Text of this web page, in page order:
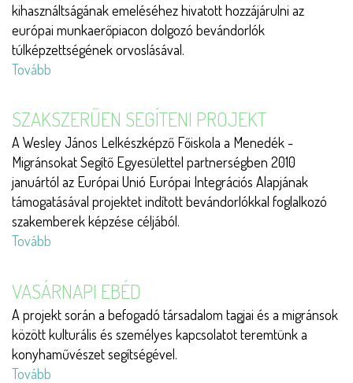
kihasználtságának emeléséhez hivatott hozzájárulni az
európai munkaerőpiacon dolgozó bevándorlók
túlképzettségének orvoslásával.
Tovább
Making
the
Most
of
our
Human
Capital
SZAKSZERŰEN SEGÍTENI PROJEKT
A Wesley János Lelkészképző Főiskola a Menedék -
Migránsokat Segítő Egyesülettel partnerségben 2010
januártól az Európai Unió Európai Integrációs Alapjának
támogatásával projektet indított bevándorlókkal foglalkozó
szakemberek képzése céljából.
Tovább
VASÁRNAPI EBÉD
A projekt során a befogadó társadalom tagjai és a migránsok
között kulturális és személyes kapcsolatot teremtünk a
konyhaművészet segítségével.
Tovább